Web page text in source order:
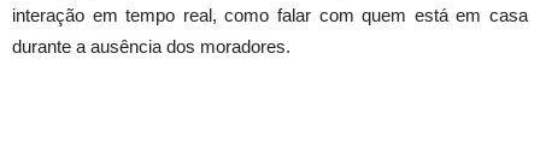
interação em tempo real, como falar com quem está em casa
durante a ausência dos moradores.